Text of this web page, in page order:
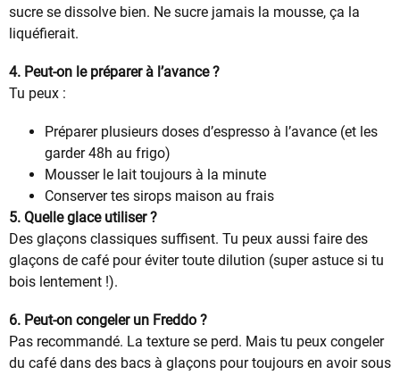
sucre se dissolve bien. Ne sucre jamais la mousse, ça la
liquéfierait.
4. Peut-on le préparer à l’avance ?
Tu peux :
Préparer plusieurs doses d’espresso à l’avance (et les
garder 48h au frigo)
Mousser le lait toujours à la minute
Conserver tes sirops maison au frais
5. Quelle glace utiliser ?
Des glaçons classiques suffisent. Tu peux aussi faire des
glaçons de café pour éviter toute dilution (super astuce si tu
bois lentement !).
6. Peut-on congeler un Freddo ?
Pas recommandé. La texture se perd. Mais tu peux congeler
du café dans des bacs à glaçons pour toujours en avoir sous